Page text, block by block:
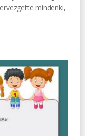
mindenki,